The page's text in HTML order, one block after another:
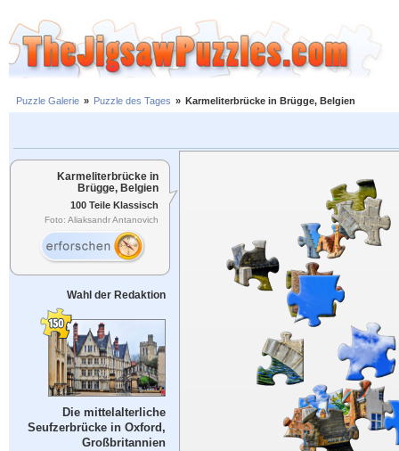
Puzzle Galerie » Puzzle des Tages » Karmeliterbrücke in Brügge, Belgien
Karmeliterbrücke in
Brügge, Belgien
100 Teile Klassisch
Foto: Aliaksandr Antanovich
Wahl der Redaktion
Die mittelalterliche
Seufzerbrücke in Oxford,
Großbritannien